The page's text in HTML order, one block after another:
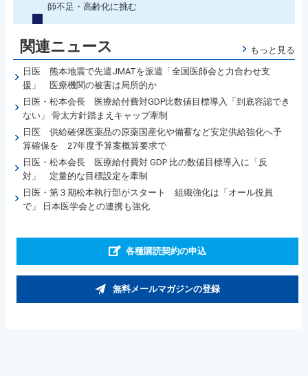
師不足・高齢化に挑む
関連ニュース もっと見る
日医 熊本地震で先遣JMATを派遣「全国医師会と力合わせ支
援」 医療機関の被害は局所的か
日医・松本会長 医療給付費対GDP比数値目標導入「到底容認でき
ない」 骨太方針踏まえキャップ牽制
日医 供給確保医薬品の原薬国産化や備蓄など安定供給強化へ予
算確保を 27年度予算案概算要求で
日医・松本会長 医療給付費対 GDP 比の数値目標導入に「反
対」 定量的な目標設定を牽制
日医・第３期松本執行部がスタート 組織強化は「オール役員
で」 日本医学会との連携も強化
各種購読契約の申込
無料メールマガジンの登録